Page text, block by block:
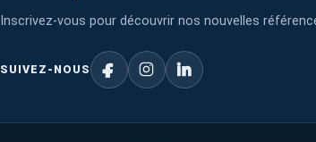
Inscrivez-vous pour découvrir nos nouvelles
SUIVEZ-NOUS